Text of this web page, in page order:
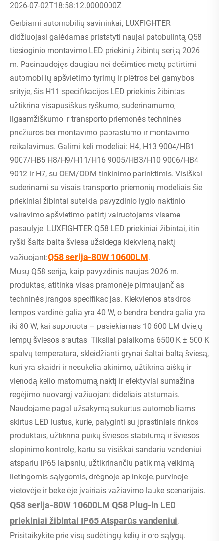
2026-07-02T18:58:12.0000000Z
Gerbiami automobilių savininkai, LUXFIGHTER
didžiuojasi galėdamas pristatyti naujai patobulintą Q58
tiesioginio montavimo LED priekinių žibintų seriją 2026
m. Pasinaudojęs daugiau nei dešimties metų patirtimi
automobilių apšvietimo tyrimų ir plėtros bei gamybos
srityje, šis H11 specifikacijos LED priekinis žibintas
užtikrina visapusiškus ryškumo, suderinamumo,
ilgaamžiškumo ir transporto priemonės techninės
priežiūros bei montavimo paprastumo ir montavimo
reikalavimus. Galimi keli modeliai: H4, H13 9004/HB1
9007/HB5 H8/H9/H11/H16 9005/HB3/H10 9006/HB4
9012 ir H7, su OEM/ODM tinkinimo parinktimis. Visiškai
suderinami su visais transporto priemonių modeliais šie
priekiniai žibintai suteikia pavyzdinio lygio naktinio
vairavimo apšvietimo patirtį vairuotojams visame
pasaulyje. LUXFIGHTER Q58 LED priekiniai žibintai, itin
ryški šalta balta šviesa užsidega kiekvieną naktį
važiuojant:Q58 serija-80W 10600LM.
Mūsų Q58 serija, kaip pavyzdinis naujas 2026 m.
produktas, atitinka visas pramonėje pirmaujančias
techninės įrangos specifikacijas. Kiekvienos atskiros
lempos vardinė galia yra 40 W, o bendra bendra galia yra
iki 80 W, kai suporuota – pasiekiamas 10 600 LM dviejų
lempų šviesos srautas. Tiksliai palaikoma 6500 K ± 500 K
spalvų temperatūra, skleidžianti grynai šaltai baltą šviesą,
kuri yra skaidri ir nesukelia akinimo, užtikrina aiškų ir
vienodą kelio matomumą naktį ir efektyviai sumažina
regėjimo nuovargį važiuojant dideliais atstumais.
Naudojame pagal užsakymą sukurtus automobiliams
skirtus LED lustus, kurie, palyginti su įprastiniais rinkos
produktais, užtikrina puikų šviesos stabilumą ir šviesos
slopinimo kontrolę, kartu su visiškai sandariu vandeniui
atspariu IP65 laipsniu, užtikrinančiu patikimą veikimą
lietingomis sąlygomis, drėgnoje aplinkoje, purvinoje
vietovėje ir bekelėje įvairiais važiavimo lauke scenarijais.
Q58 serija-80W 10600LM Q58 Plug-in LED
priekiniai žibintai IP65 Atsparūs vandeniui,
Prisitaikykite prie visų sudėtingų kelių ir oro sąlygų.